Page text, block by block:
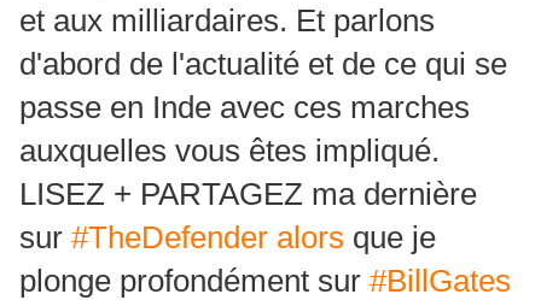
et aux milliardaires. Et parlons
d'abord de l'actualité et de ce qui se
passe en Inde avec ces marches
auxquelles vous êtes impliqué.
LISEZ + PARTAGEZ ma dernière
sur #TheDefender alors que je
plonge profondément sur #BillGates